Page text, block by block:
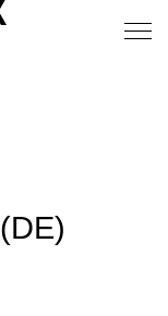
(DE)